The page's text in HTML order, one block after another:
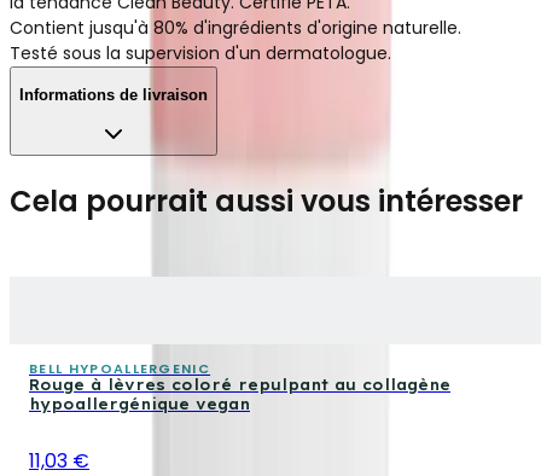
Contient jusqu'à 80% d'ingrédients d'origine naturelle.
Testé sous la supervision d'un dermatologue.
Informations de livraison
Cela pourrait aussi vous intéresser
BELL HYPOALLERGENIC
Rouge à lèvres coloré repulpant au collagène
hypoallergénique vegan
11,03 €